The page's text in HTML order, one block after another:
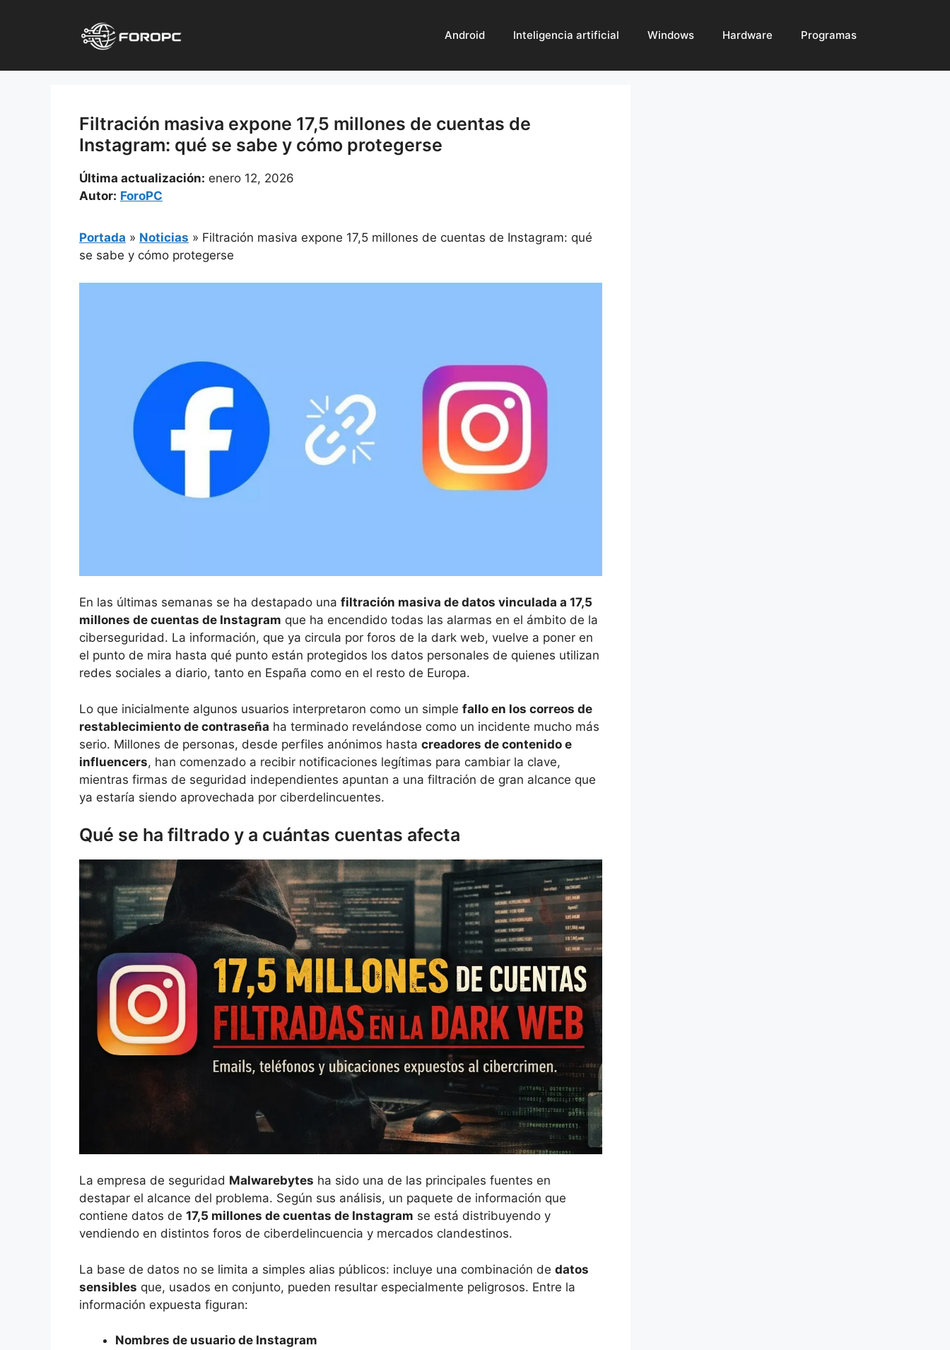
Android Inteligencia artificial Windows Hardware Programas
Filtración masiva expone 17,5 millones de cuentas de
Instagram: qué se sabe y cómo protegerse
Última actualización: enero 12, 2026
Autor: ForoPC
Portada » Noticias » Filtración masiva expone 17,5 millones de cuentas de Instagram: qué
se sabe y cómo protegerse
En las últimas semanas se ha destapado una filtración masiva de datos vinculada a 17,5
millones de cuentas de Instagram que ha encendido todas las alarmas en el ámbito de la
ciberseguridad. La información, que ya circula por foros de la dark web, vuelve a poner en
el punto de mira hasta qué punto están protegidos los datos personales de quienes utilizan
redes sociales a diario, tanto en España como en el resto de Europa.
Lo que inicialmente algunos usuarios interpretaron como un simple fallo en los correos de
restablecimiento de contraseña ha terminado revelándose como un incidente mucho más
serio. Millones de personas, desde perfiles anónimos hasta creadores de contenido e
influencers, han comenzado a recibir notificaciones legítimas para cambiar la clave,
mientras firmas de seguridad independientes apuntan a una filtración de gran alcance que
ya estaría siendo aprovechada por ciberdelincuentes.
Qué se ha filtrado y a cuántas cuentas afecta
La empresa de seguridad Malwarebytes ha sido una de las principales fuentes en
destapar el alcance del problema. Según sus análisis, un paquete de información que
contiene datos de 17,5 millones de cuentas de Instagram se está distribuyendo y
vendiendo en distintos foros de ciberdelincuencia y mercados clandestinos.
La base de datos no se limita a simples alias públicos: incluye una combinación de datos
sensibles que, usados en conjunto, pueden resultar especialmente peligrosos. Entre la
información expuesta figuran:
Nombres de usuario de Instagram